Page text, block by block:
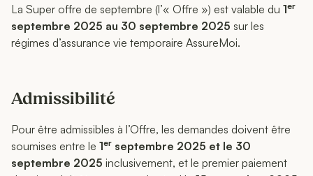
La Super offre de septembre (l’« Offre ») est valable du 1er
septembre 2025 au 30 septembre 2025 sur les
régimes d’assurance vie temporaire AssureMoi.
Admissibilité
Pour être admissibles à l’Offre, les demandes doivent être
soumises entre le 1er septembre 2025 et le 30
septembre 2025 inclusivement, et le premier paiement